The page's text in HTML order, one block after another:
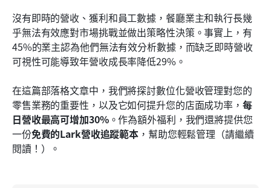
沒有即時的營收、獲利和員工數據，餐廳業主和執行長幾
乎無法有效應對市場挑戰並做出策略性決策。事實上，有
45%的業主認為他們無法有效分析數據，而缺乏即時營收
可視性可能導致年營收成長率降低29%。
在這篇部落格文章中，我們將探討數位化營收管理對您的
零售業務的重要性，以及它如何提升您的店面成功率， 每
日營收最高可增加30%。作為額外福利，我們還將提供您
一份免費的Lark營收追蹤範本 ，幫助您輕鬆管理（請繼續
閱讀！）。
2. 從多個銷售追蹤試算表轉移到統一的資料庫。
3. 即時視覺化收入趨勢並獲得洞察。